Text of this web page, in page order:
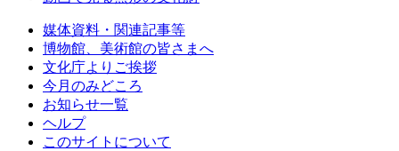
媒体資料・関連記事等
博物館、美術館の皆さまへ
文化庁よりご挨拶
今月のみどころ
お知らせ一覧
ヘルプ
このサイトについて